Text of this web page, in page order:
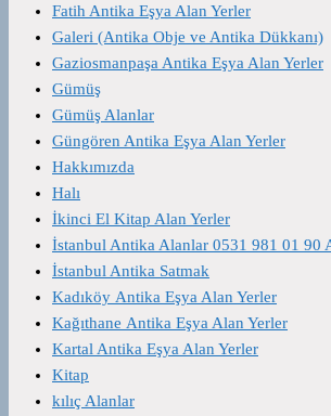
Fatih Antika Eşya Alan Yerler
Galeri (Antika Obje ve Antika Dükkanı)
Gaziosmanpaşa Antika Eşya Alan Yerler
Gümüş
Gümüş Alanlar
Güngören Antika Eşya Alan Yerler
Hakkımızda
Halı
İkinci El Kitap Alan Yerler
İstanbul Antika Alanlar 0531 981 01 90
İstanbul Antika Satmak
Kadıköy Antika Eşya Alan Yerler
Kağıthane Antika Eşya Alan Yerler
Kartal Antika Eşya Alan Yerler
Kitap
kılıç Alanlar